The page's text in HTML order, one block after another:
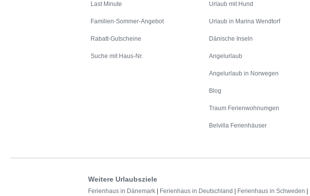
Last Minute
Familien-Sommer-Angebot
Rabatt-Gutscheine
Suche mit Haus-Nr.
Urlaub mit Hund
Urlaub in Marina Wendtorf
Dänische Inseln
Angelurlaub
Angelurlaub in Norwegen
Blog
Traum Ferienwohnumgen
Belvilla Ferienhäuser
Weitere Urlaubsziele
Ferienhaus in Dänemark Ferienhaus in Deutschland Ferienhaus in Schweden